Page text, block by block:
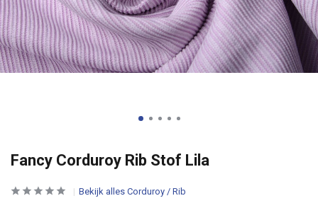
Fancy Corduroy Rib Stof Lila
Bekijk alles Corduroy / Rib